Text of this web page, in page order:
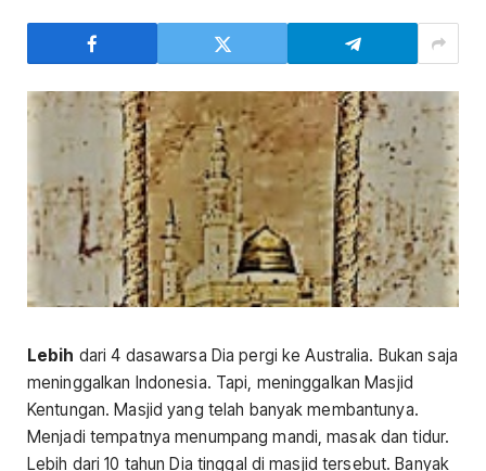
Lebih dari 4 dasawarsa Dia pergi ke Australia. Bukan saja
meninggalkan Indonesia. Tapi, meninggalkan Masjid
Kentungan. Masjid yang telah banyak membantunya.
Menjadi tempatnya menumpang mandi, masak dan tidur.
Lebih dari 10 tahun Dia tinggal di masjid tersebut. Banyak